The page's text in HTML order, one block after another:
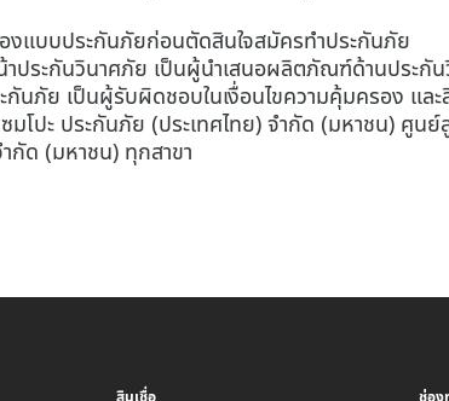
องแบบประกันภัยก่อนตัดสินใจสมัครทำประกันภัย
าประกันวินาศภัย เป็นผู้นำเสนอผลิตภัณฑ์ด้านประกั
นภัย เป็นผู้รับผิดชอบในเงื่อนไขความคุ้มครอง แล
ปะ ประกันภัย (ประเทศไทย) จำกัด (มหาชน) ศู
กัด (มหาชน) ทุกสาขา